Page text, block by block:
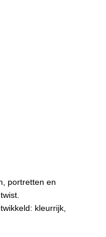
portretten en
kleurrijk,